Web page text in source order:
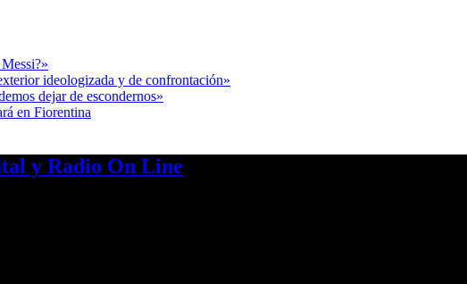
ideologizada y de confrontación»
dejar de escondernos»
en Fiorentina
y Radio On Line